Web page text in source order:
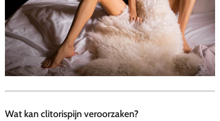
Wat kan clitorispijn veroorzaken?